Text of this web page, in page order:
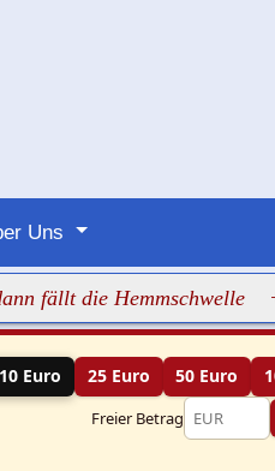
Uns
die Hemmschwelle +++
10 Euro 25 Euro 50 Euro
Freier Betrag